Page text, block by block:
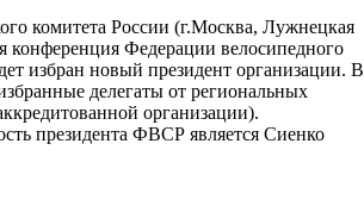
комитета России (г.Москва, Лужнецкая
конференция Федерации велосипедного
избран новый президент организации. В
делегаты от региональных
организации).
президента ФВСР является Сиенко